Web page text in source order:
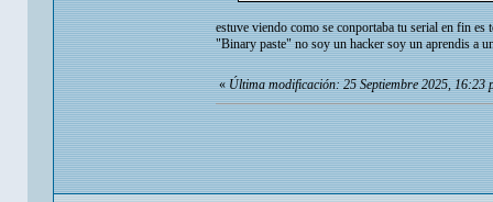
estuve viendo como se conportaba tu serial en fin es
"Binary paste" no soy un hacker soy un aprendis a
«Última modificación: 25 Septiembre 2025, 16:23